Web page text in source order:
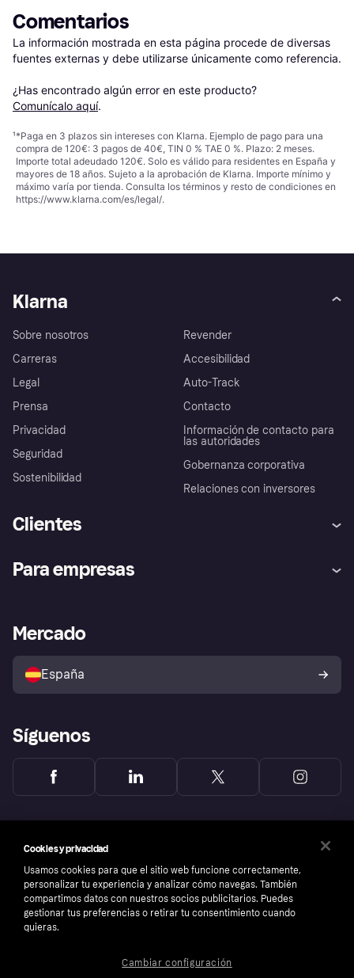
Comentarios
La información mostrada en esta página procede de diversas
fuentes externas y debe utilizarse únicamente como referencia.
¿Has encontrado algún error en este producto?
Comunícalo aquí.
¹*Paga en 3 plazos sin intereses con Klarna. Ejemplo de pago para una
compra de 120€: 3 pagos de 40€, TIN 0 % TAE 0 %. Plazo: 2 meses.
Importe total adeudado 120€. Solo es válido para residentes en España y
mayores de 18 años. Sujeto a la aprobación de Klarna. Importe mínimo y
máximo varía por tienda. Consulta los términos y resto de condiciones en
https://www.klarna.com/es/legal/.
Klarna
Sobre nosotros
Carreras
Legal
Prensa
Privacidad
Seguridad
Sostenibilidad
Revender
Accesibilidad
Auto-Track
Contacto
Información de contacto para
las autoridades
Gobernanza corporativa
Relaciones con inversores
Clientes
Inicio de sesión
Directorio de tiendas
Política de protección al
comprador de Klarna
Reclamaciones
Para empresas
Acceso empresas
Mercado
España
Síguenos
Cookies y privacidad
Usamos cookies para que el sitio web funcione correctamente,
personalizar tu experiencia y analizar cómo navegas. También
compartimos datos con nuestros socios publicitarios. Puedes
gestionar tus preferencias o retirar tu consentimiento cuando
quieras.
Cambiar configuración